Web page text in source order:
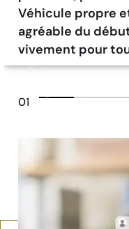
Véhicule propre
agréable du
vivement pour
01